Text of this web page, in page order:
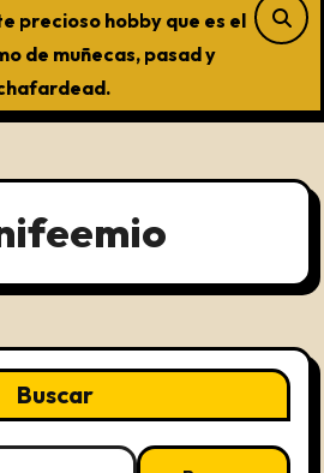
precioso hobby que es el
de muñecas, pasad y
Buscar